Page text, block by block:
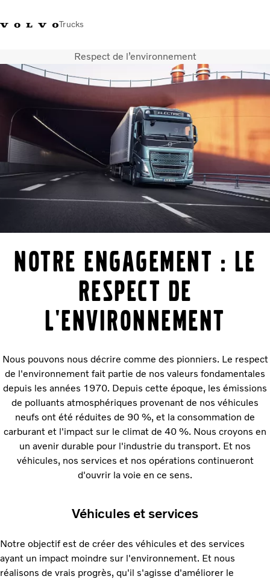
Trucks
Volvo Merchandise Shop Log inSuisseGerman
Electrique
Configurateur
Services
Carrières
Localisation du réseau
News
Respect de l’environnement
NOTRE ENGAGEMENT : LE
RESPECT DE
L'ENVIRONNEMENT
Nous pouvons nous décrire comme des pionniers. Le respect
de l'environnement fait partie de nos valeurs fondamentales
depuis les années 1970. Depuis cette époque, les émissions
de polluants atmosphériques provenant de nos véhicules
neufs ont été réduites de 90 %, et la consommation de
carburant et l'impact sur le climat de 40 %. Nous croyons en
un avenir durable pour l'industrie du transport. Et nos
véhicules, nos services et nos opérations continueront
d'ouvrir la voie en ce sens.
Véhicules et services
Notre objectif est de créer des véhicules et des services
ayant un impact moindre sur l'environnement. Et nous
réalisons de vrais progrès, qu'il s'agisse d'améliorer le